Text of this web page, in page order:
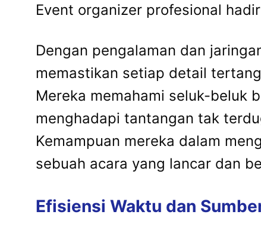
Event organizer profesional
Dengan pengalaman dan
memastikan setiap detail
Mereka memahami seluk-beluk
menghadapi tantangan tak
Kemampuan mereka dalam
sebuah acara yang lancar dan
Efisiensi Waktu dan